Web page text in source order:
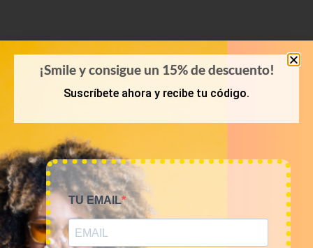
KILOS
¡Smile y consigue un 15% de descuento!
Suscríbete ahora y recibe tu código.
TU EMAIL